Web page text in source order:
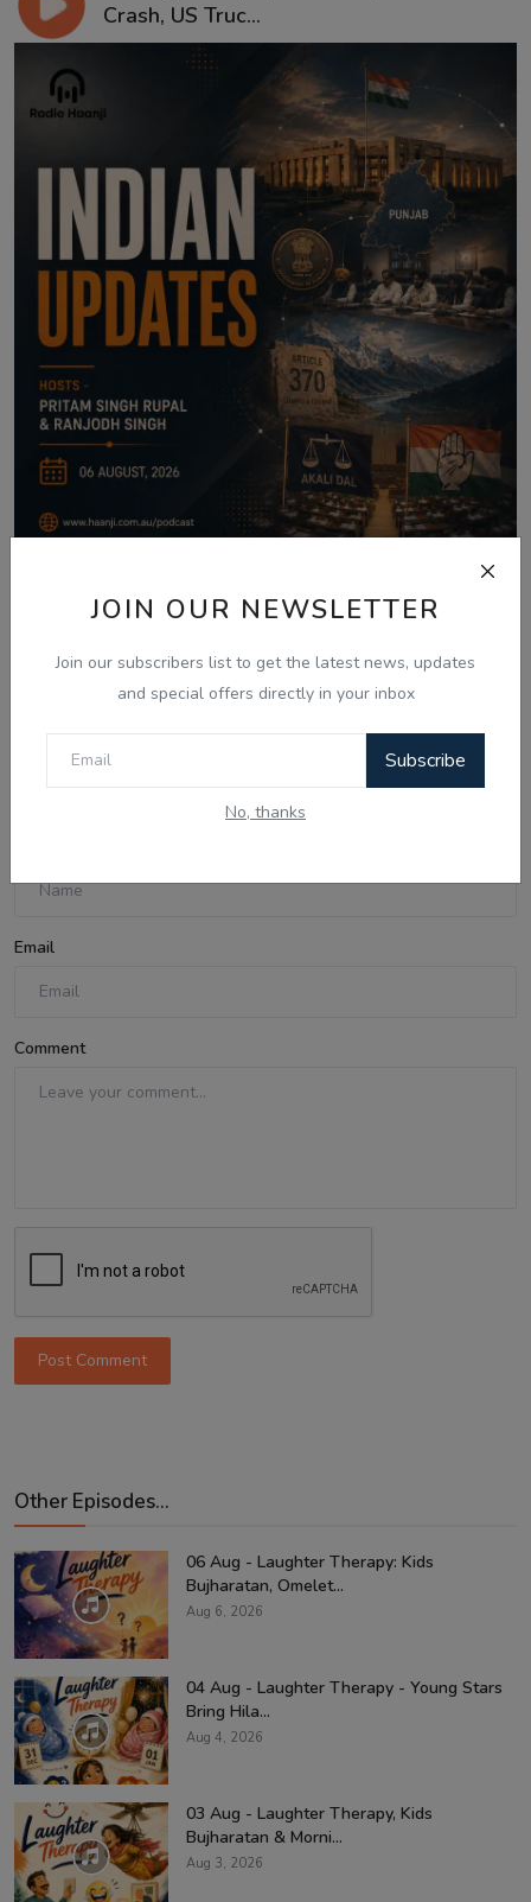
JOIN OUR NEWSLETTER
Join our subscribers list to get the latest news, updates
and special offers directly in your inbox
Subscribe
No, thanks
Crash, US Truc...
Assembly Debates ...
Comments
Email
Comment
Post Comment
Other Episodes...
06 Aug - Laughter Therapy: Kids
Bujharatan, Omelet...
Aug 6, 2026
04 Aug - Laughter Therapy - Young Stars
Bring Hila...
Aug 4, 2026
03 Aug - Laughter Therapy, Kids
Bujharatan & Morni...
Aug 3, 2026